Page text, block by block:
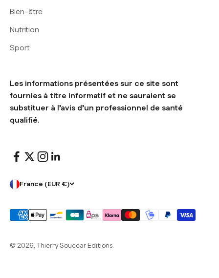
Bien-être
Nutrition
Sport
Les informations présentées sur ce site sont
fournies à titre informatif et ne sauraient se
substituer à l’avis d’un professionnel de santé
qualifié.
France (EUR €)
© 2026, Thierry Souccar Editions.